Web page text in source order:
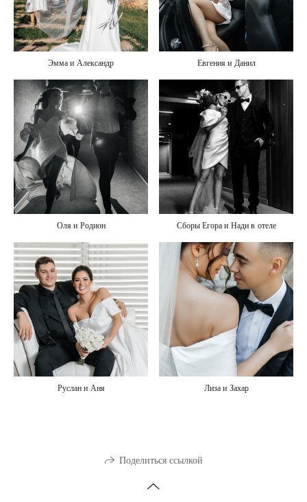
Эмма и Александр Евгения и Данил
Оля и Родион Сборы Егора и Нади в отеле
Руслан и Аня Лиза и Захар
Поделиться ссылкой